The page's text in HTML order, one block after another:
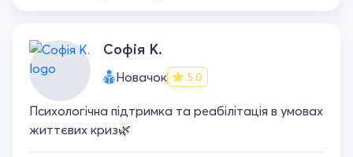
Софія К.
Новачок 5.0
Психологічна підтримка та реабілітація в умовах
життєвих криз🌿